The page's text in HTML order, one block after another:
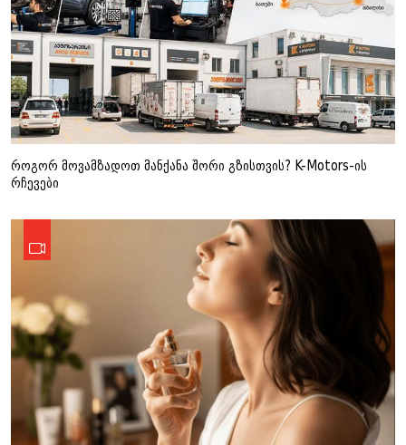
როგორ მოვამზადოთ მანქანა შორი გზისთვის? K-Motors-ის
რჩევები